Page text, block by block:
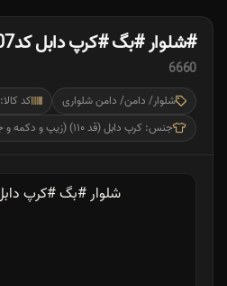
#شلوار #بگ #کرپ دابل کد107
6660
شلوار/ دامن/ دامن شلواری
کد کالا: 6660
جنس: کرپ دابل (قد ۱۱۰) (زیپ و دکمه و جیب داره)